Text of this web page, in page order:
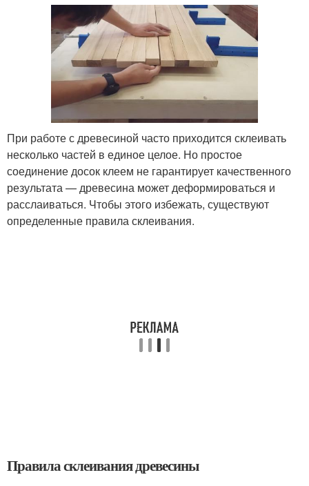
При работе с древесиной часто приходится склеивать
несколько частей в единое целое. Но простое
соединение досок клеем не гарантирует качественного
результата — древесина может деформироваться и
расслаиваться. Чтобы этого избежать, существуют
определенные правила склеивания.
Правила склеивания древесины